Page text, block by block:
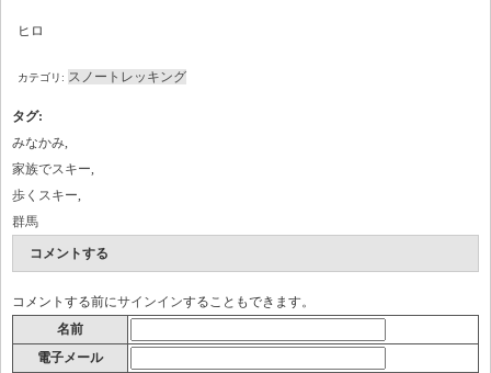
ヒロ
カテゴリ: スノートレッキング
タグ:
みなかみ
家族でスキー
歩くスキー
群馬
コメントする
コメントする前にサインインすることもできます。
名前
電子メール